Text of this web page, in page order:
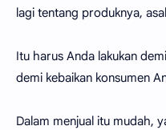
lagi tentang produknya,
Itu harus Anda lakukan
demi kebaikan konsumen
Dalam menjual itu mudah,